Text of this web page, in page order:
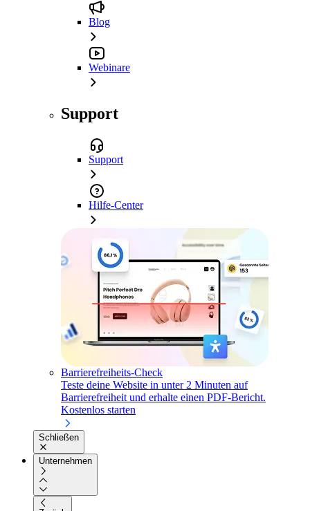
Blog
Webinare
Support
Support
Hilfe-Center
Barrierefreiheits-Check
Teste deine Website in unter 2 Minuten auf
Barrierefreiheit und erhalte einen PDF-Bericht.
Kostenlos starten
Schließen
Unternehmen